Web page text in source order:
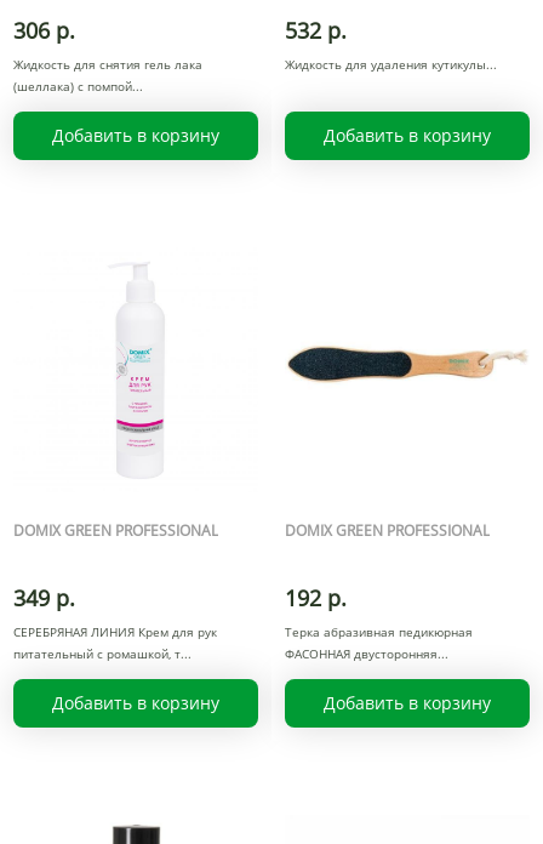
306 р.
Жидкость для снятия гель лака
(шеллака) с помпой
Добавить в корзину
532 р.
Жидкость для удаления кутикулы
Добавить в корзину
DOMIX GREEN PROFESSIONAL
349 р.
СЕРЕБРЯНАЯ ЛИНИЯ Крем для рук
питательный с ромашкой, т
Добавить в корзину
DOMIX GREEN PROFESSIONAL
192 р.
Терка абразивная педикюрная
ФАСОННАЯ двусторонняя
Добавить в корзину